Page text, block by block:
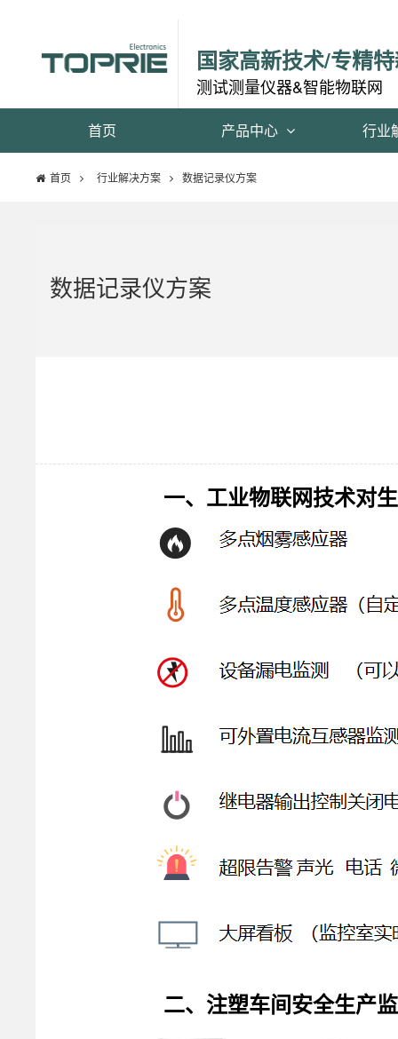
国家高新技术/专精
测试测量仪器&智能物联网
首页 产品中心 行业
首页 行业解决方案 数据记录仪方案
数据记录仪方案
一、工业物联网技术对
二、注塑车间安全生产